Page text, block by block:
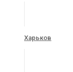
Харьков